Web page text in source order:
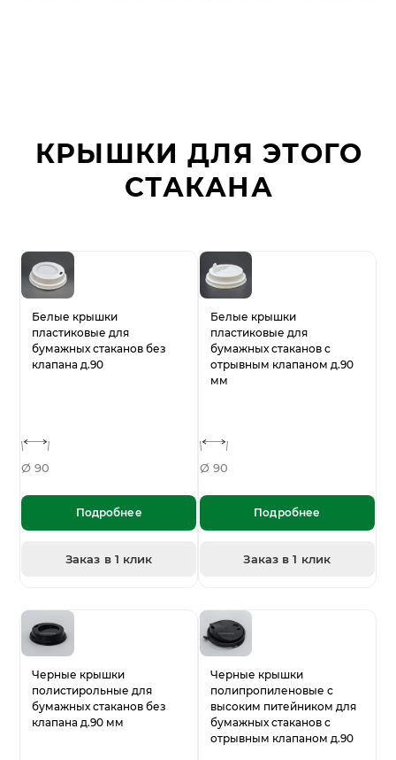
КРЫШКИ ДЛЯ ЭТОГО
СТАКАНА
Белые крышки
пластиковые для
бумажных стаканов без
клапана д.90
Ø 90
Подробнее
Заказ в 1 клик
Белые крышки
пластиковые для
бумажных стаканов с
отрывным клапаном д.90
мм
Ø 90
Подробнее
Заказ в 1 клик
Черные крышки
полистирольные для
бумажных стаканов без
клапана д.90 мм
Черные крышки
полипропиленовые с
высоким питейником для
бумажных стаканов с
отрывным клапаном д.90